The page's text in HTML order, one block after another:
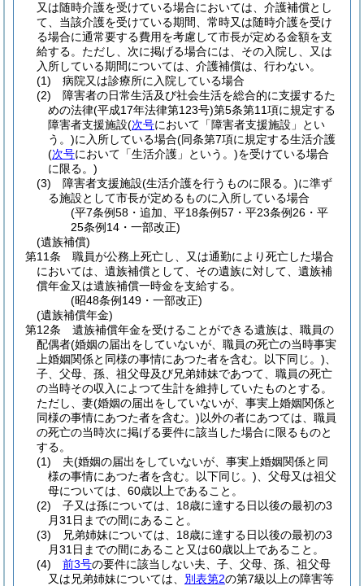
又は随時介護を受けている場合においては、介護補償とし
て、当該介護を受けている期間、常時又は随時介護を受け
る場合に通常要する費用を考慮して市長が定める金額を支
給する。 ただし、次に掲げる場合には、その入院し、又は
入所している期間については、介護補償は、行わない。
(1)
病院又は診療所に入院している場合
(2)
障害者の日常生活及び社会生活を総合的に支援するた
めの法律(平成17年法律第123号)第5条第11項に規定する
障害者支援施設(次号において「障害者支援施設」とい
う。)に入所している場合(同条第7項に規定する生活介護
(次号において「生活介護」という。)を受けている場合
に限る。)
(3)
障害者支援施設(生活介護を行うものに限る。)に準ず
る施設として市長が定めるものに入所している場合
(平7条例58・追加、平18条例57・平23条例26・平
25条例14・一部改正)
(遺族補償)
第11条
職員が公務上死亡し、又は通勤により死亡した場合
においては、遺族補償として、その遺族に対して、遺族補
償年金又は遺族補償一時金を支給する。
(昭48条例149・一部改正)
(遺族補償年金)
第12条
遺族補償年金を受けることができる遺族は、職員の
配偶者(婚姻の届出をしていないが、職員の死亡の当時事実
上婚姻関係と同様の事情にあつた者を含む。以下同じ。)
子、父母、孫、祖父母及び兄弟姉妹であつて、職員の死亡
の当時その収入によつて生計を維持していたものとする。
ただし、妻(婚姻の届出をしていないが、事実上婚姻関係と
同様の事情にあつた者を含む。)以外の者にあつては、職員
の死亡の当時次に掲げる要件に該当した場合に限るものと
する。
(1)
夫(婚姻の届出をしていないが、事実上婚姻関係と同
様の事情にあつた者を含む。以下同じ。) 、父母又は祖父
母については、60歳以上であること。
(2)
子又は孫については、18歳に達する日以後の最初の3
月31日までの間にあること。
(3)
兄弟姉妹については、18歳に達する日以後の最初の3
月31日までの間にあること又は60歳以上であること。
(4)
前3号の要件に該当しない夫、子、父母、孫、祖父母
又は兄弟姉妹については、 別表第2の第7級以上の障害等